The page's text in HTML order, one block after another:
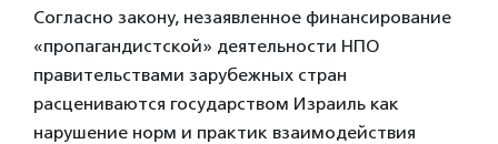
Согласно закону, незаявленное финансирование
«пропагандистской» деятельности НПО
правительствами зарубежных стран
расцениваются государством Израиль как
нарушение норм и практик взаимодействия